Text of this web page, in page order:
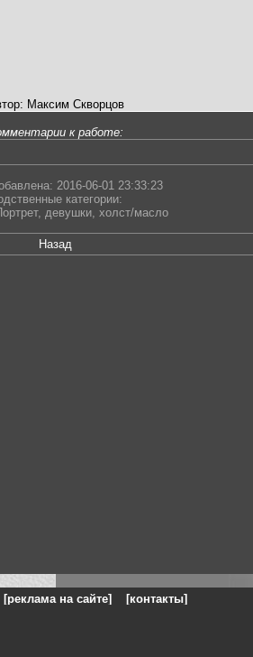
Максим Скворцов
к работе:
2016-06-01 23:33:23
категории:
, девушки, холст/масло
Назад
[реклама на сайте] [контакты]